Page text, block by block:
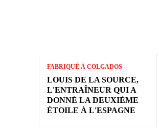
FABRIQUÉ À COLGADOS
LOUIS DE LA SOURCE,
L'ENTRAÎNEUR QUI A
DONNÉ LA DEUXIÈME
ÉTOILE À L'ESPAGNE